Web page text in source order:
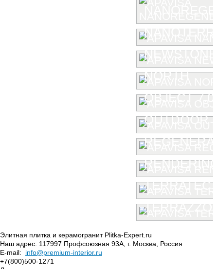
NEWSTONE
NORTH
OBJECT 7.0
OUTDOOR
TERRATEC
TERRAZZO
Элитная плитка и керамогранит Plitka-Expert.ru
Наш адрес: 117997 Профсоюзная 93А г. Москва
Россия
E-mail:
info@premium-interior.ru
+7(800)500-1271